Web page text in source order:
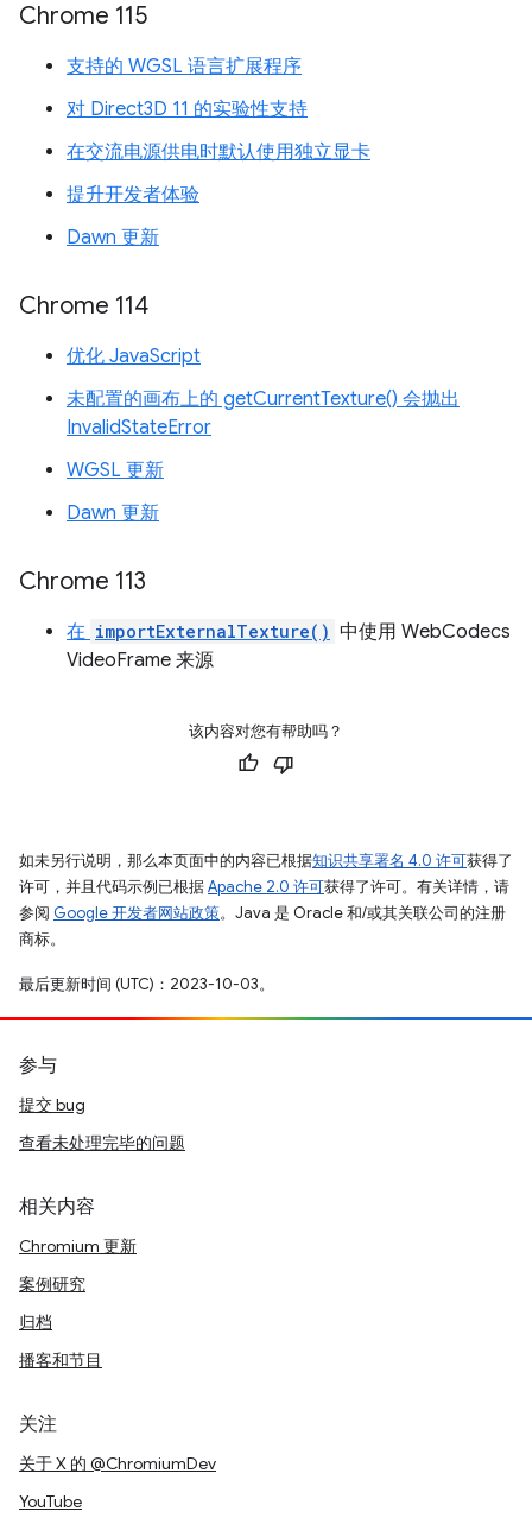
Chrome 115
支持的 WGSL 语言扩展程序
对 Direct3D 11 的实验性支持
在交流电源供电时默认使用独立显卡
提升开发者体验
Dawn 更新
Chrome 114
优化 JavaScript
未配置的画布上的 getCurrentTexture() 会抛出
InvalidStateError
WGSL 更新
Dawn 更新
Chrome 113
在 importExternalTexture() 中使用 WebCodecs
VideoFrame 来源
该内容对您有帮助吗？
如未另行说明，那么本页面中的内容已根据知识共享署名 4.0 许可获得了
许可，并且代码示例已根据Apache 2.0 许可获得了许可。有关详情，请
参阅 Google 开发者网站政策。Java 是 Oracle 和/或其关联公司的注册
商标。
最后更新时间 (UTC)：2023-10-03。
参与
提交 bug
查看未处理完毕的问题
相关内容
Chromium 更新
案例研究
归档
播客和节目
关注
关于 X 的 @ChromiumDev
YouTube